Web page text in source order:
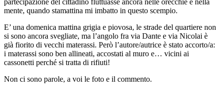
partecipazione del cittadino fluttuasse ancora nelle orecchie e nella
mente, quando stamattina mi imbatto in questo scempio.
E’ una domenica mattina grigia e piovosa, le strade del quartiere non
si sono ancora svegliate, ma l’angolo fra via Dante e via Nicolai è
già fiorito di vecchi materassi. Però l’autore/autrice è stato accorto/a:
i materassi sono ben allineati, accostati al muro e… vicini ai
cassonetti perché si tratta di rifiuti!
Non ci sono parole, a voi le foto e il commento.